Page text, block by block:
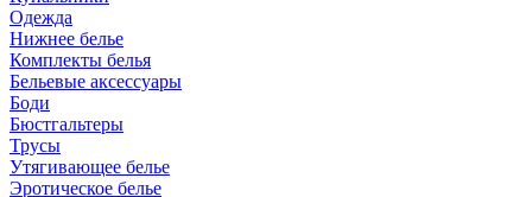
Одежда
Нижнее белье
Комплекты белья
Бельевые аксессуары
Боди
Бюстгальтеры
Трусы
Утягивающее белье
Эротическое белье